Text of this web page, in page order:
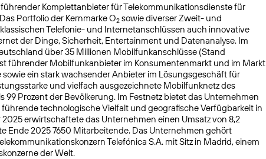
führender Komplettanbieter für Telekommunikationsdienste für
Portfolio der Kernmarke O2 sowie diverser Zweit- und
Telefonie- und Internetanschlüssen auch innovative
der Dinge, Sicherheit, Entertainment und Datenanalyse. Im
über 35 Millionen Mobilfunkanschlüsse (Stand
führender Mobilfunkanbieter im Konsumentenmarkt und im Markt
ein stark wachsender Anbieter im Lösungsgeschäft für
und vielfach ausgezeichnete Mobilfunknetz des
99 Prozent der Bevölkerung. Im Festnetz bietet das Unternehmen
technologische Vielfalt und geografische Verfügbarkeit in
erwirtschaftete das Unternehmen einen Umsatz von 8,2
Ende 2025 7650 Mitarbeitende. Das Unternehmen gehört
Telefónica S.A. mit Sitz in Madrid, einem
der Welt.